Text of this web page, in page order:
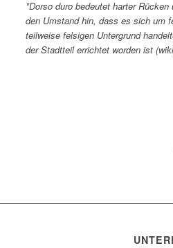
*Dorso duro bedeutet harter Rücken
den Umstand hin, dass es sich um
teilweise felsigen Untergrund
der Stadtteil errichtet worden ist